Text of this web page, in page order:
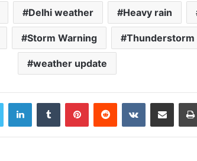
Delhi weather Heavy rain
Storm Warning Thunderstorm
weather update
LinkedInTumblr PinterestReddit VKontakteShare via Email